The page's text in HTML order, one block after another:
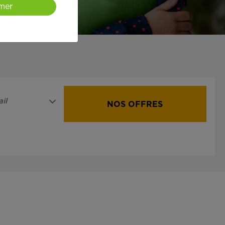
NOS OFFRES